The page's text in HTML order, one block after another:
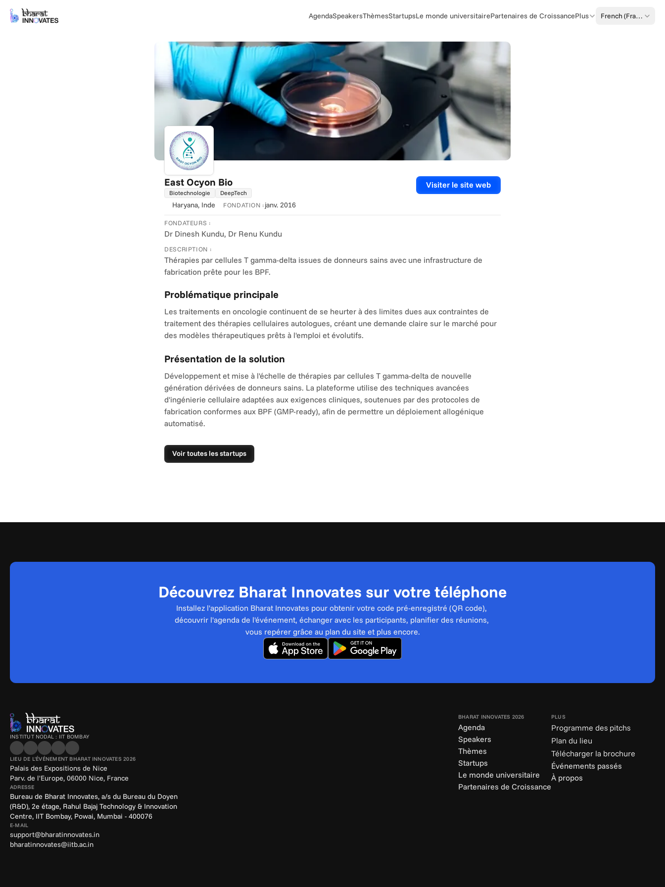
AgendaSpeakersThèmesStartupsLe monde universitairePartenaires de CroissancePlus French (France)
East Ocyon Bio
Biotechnologie DeepTech
Visiter le site web
Haryana, Inde FONDATION :janv. 2016
FONDATEURS :
Dr Dinesh Kundu, Dr Renu Kundu
DESCRIPTION :
Thérapies par cellules T gamma-delta issues de donneurs sains avec une infrastructure de
fabrication prête pour les BPF.
Problématique principale
Les traitements en oncologie continuent de se heurter à des limites dues aux contraintes de
traitement des thérapies cellulaires autologues, créant une demande claire sur le marché pour
des modèles thérapeutiques prêts à l'emploi et évolutifs.
Présentation de la solution
Développement et mise à l'échelle de thérapies par cellules T gamma-delta de nouvelle
génération dérivées de donneurs sains. La plateforme utilise des techniques avancées
d'ingénierie cellulaire adaptées aux exigences cliniques, soutenues par des protocoles de
fabrication conformes aux BPF (GMP-ready), afin de permettre un déploiement allogénique
automatisé.
Voir toutes les startups
Découvrez Bharat Innovates sur votre téléphone
Installez l'application Bharat Innovates pour obtenir votre code pré-enregistré (QR code),
découvrir l'agenda de l'événement, échanger avec les participants, planifier des réunions,
vous repérer grâce au plan du site et plus encore.
INSTITUT NODAL : IIT BOMBAY
LIEU DE L'ÉVÉNEMENT BHARAT INNOVATES 2026
Palais des Expositions de Nice
Parv. de l'Europe, 06000 Nice, France
ADRESSE
Bureau de Bharat Innovates, a/s du Bureau du Doyen
(R&D), 2e étage, Rahul Bajaj Technology & Innovation
Centre, IIT Bombay, Powai, Mumbai - 400076
E-MAIL
support@bharatinnovates.in
bharatinnovates@iitb.ac.in
BHARAT INNOVATES 2026
Agenda
Speakers
Thèmes
Startups
Le monde universitaire
Partenaires de Croissance
PLUS
Programme des pitchs
Plan du lieu
Télécharger la brochure
Événements passés
À propos